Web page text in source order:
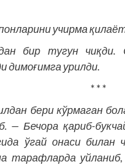
учирма
бир тугун чиқди.
димоғимга урилди.
* * *
бери кўрмаган
— Бечора қариб-
ўгай онаси билан
тарафларда